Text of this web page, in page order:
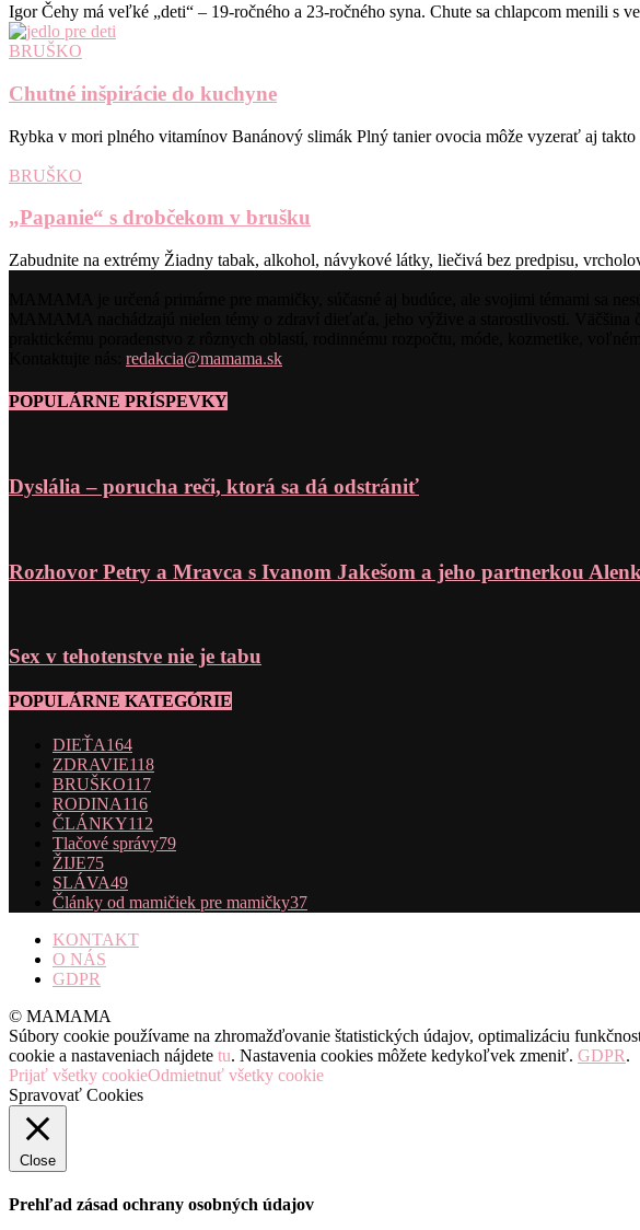
Igor Čehy má veľké „deti“ – 19-ročného a 23-ročného syna. Chute sa chlapcom menili s
BRUŠKO
Chutné inšpirácie do kuchyne
Rybka v mori plného vitamínov Banánový slimák Plný tanier ovocia môže vyzerať aj
BRUŠKO
„Papanie“ s drobčekom v brušku
Zabudnite na extrémy Žiadny tabak, alkohol, návykové látky, liečivá bez predpisu,
redakcia@mamama.sk
POPULÁRNE PRÍSPEVKY
Dyslália – porucha reči, ktorá sa dá odstrániť
Rozhovor Petry a Mravca s Ivanom Jakešom a jeho partnerkou
Sex v tehotenstve nie je tabu
POPULÁRNE KATEGÓRIE
DIEŤA164
ZDRAVIE118
BRUŠKO117
RODINA116
ČLÁNKY112
Tlačové správy79
ŽIJE75
SLÁVA49
Články od mamičiek pre mamičky37
KONTAKT
O NÁS
GDPR
© MAMAMA
Súbory cookie používame na zhromažďovanie štatistických údajov, optimalizáciu
cookie a nastaveniach nájdete tu. Nastavenia cookies môžete kedykoľvek zmeniť. GDPR.
Prijať všetky cookieOdmietnuť všetky cookie
Spravovať Cookies
Close
Prehľad zásad ochrany osobných údajov